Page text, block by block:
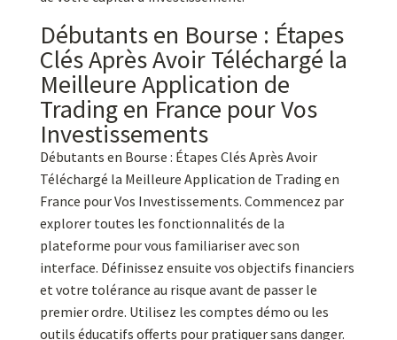
Débutants en Bourse : Étapes
Clés Après Avoir Téléchargé la
Meilleure Application de
Trading en France pour Vos
Investissements
Débutants en Bourse : Étapes Clés Après Avoir
Téléchargé la Meilleure Application de Trading en
France pour Vos Investissements. Commencez par
explorer toutes les fonctionnalités de la
plateforme pour vous familiariser avec son
interface. Définissez ensuite vos objectifs financiers
et votre tolérance au risque avant de passer le
premier ordre. Utilisez les comptes démo ou les
outils éducatifs offerts pour pratiquer sans danger.